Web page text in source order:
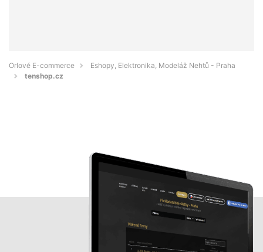
Orlové E-commerce
Eshopy, Elektronika, Modeláž Nehtů - Praha
tenshop.cz